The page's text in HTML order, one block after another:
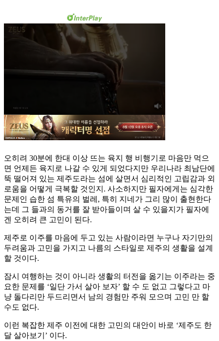
오히려 30분에 한대 이상 뜨는 육지 행 비행기로 마음만 먹으
면 언제든 육지로 나갈 수 있게 되었다지만 우리나라 최남단에
뚝 떨어져 있는 제주도라는 섬에 살면서 심리적인 고립감과 외
로움을 어떻게 극복할 것인지. 사소하지만 필자에게는 심각한
문제인 습한 섬 특유의 벌레, 특히 지네가 그리 많이 출현한다
는데 그 들과의 동거를 잘 받아들이며 살 수 있을지가 필자에
겐 오히려 큰 고민이 된다.
제주로 이주를 마음에 두고 있는 사람이라면 누구나 자기만의
두려움과 고민을 가지고 나름의 스타일로 제주의 생활을 설계
할 것이다.
잠시 여행하는 것이 아니라 생활의 터전을 옮기는 이주라는 중
요한 문제를 ‘일단 가서 살아 보자’ 할 수 도 없고 그렇다고 마
냥 돌다리만 두드리면서 남의 경험만 주워 모으며 고민 만 할
수도 없다.
이런 복잡한 제주 이전에 대한 고민의 대안이 바로 ‘제주도 한
달 살아보기’ 이다.